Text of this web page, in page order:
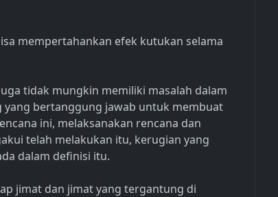
mempertahankan efek kutukan selama
tidak mungkin memiliki masalah dalam
yang bertanggung jawab untuk membuat
ini, melaksanakan rencana dan
telah melakukan itu, kerugian yang
dalam definisi itu.
jimat dan jimat yang tergantung di